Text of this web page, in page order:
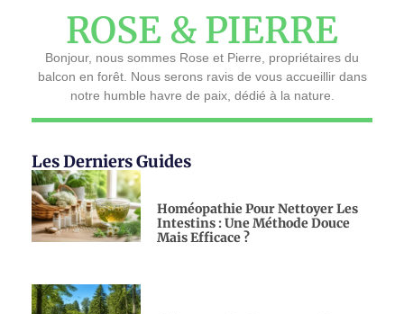
ROSE & PIERRE
Bonjour, nous sommes Rose et Pierre, propriétaires du
balcon en forêt. Nous serons ravis de vous accueillir dans
notre humble havre de paix, dédié à la nature.
Les Derniers Guides
Homéopathie Pour Nettoyer Les
Intestins : Une Méthode Douce
Mais Efficace ?